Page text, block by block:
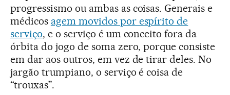
progressismo ou ambas as coisas. Generais e
médicos agem movidos por espírito de
serviço, e o serviço é um conceito fora da
órbita do jogo de soma zero, porque consiste
em dar aos outros, em vez de tirar deles. No
jargão trumpiano, o serviço é coisa de
“trouxas”.